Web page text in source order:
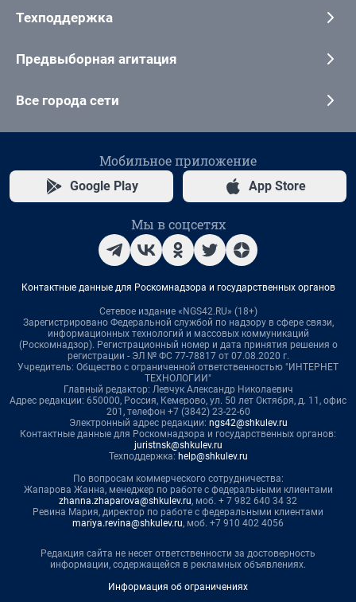
Техподдержка
Предвыборная агитация
Все города сети
Мобильное приложение
Google Play App Store
Мы в соцсетях
Контактные данные для Роскомнадзора и государственных органов
Сетевое издание «NGS42.RU» (18+)
Зарегистрировано Федеральной службой по надзору в сфере связи,
информационных технологий и массовых коммуникаций
(Роскомнадзор). Регистрационный номер и дата принятия решения о
регистрации - ЭЛ № ФС 77-78817 от 07.08.2020 г.
Учредитель: Общество с ограниченной ответственностью "ИНТЕРНЕТ
ТЕХНОЛОГИИ"
Главный редактор: Левчук Александр Николаевич
Адрес редакции: 650000, Россия, Кемерово, ул. 50 лет Октября, д. 11, офис
201, телефон +7 (3842) 23-22-60
Электронный адрес редакции: ngs42@shkulev.ru
Контактные данные для Роскомнадзора и государственных органов:
juristnsk@shkulev.ru
Техподдержка: help@shkulev.ru
По вопросам коммерческого сотрудничества:
Жапарова Жанна, менеджер по работе с федеральными клиентами
zhanna.zhaparova@shkulev.ru, моб. + 7 982 640 34 32
Ревина Мария, директор по работе с федеральными клиентами
mariya.revina@shkulev.ru, моб. +7 910 402 4056
Редакция сайта не несет ответственности за достоверность
информации, содержащейся в рекламных объявлениях.
Информация об ограничениях